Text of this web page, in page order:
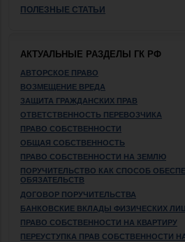
ПОЛЕЗНЫЕ СТАТЬИ
АКТУАЛЬНЫЕ РАЗДЕЛЫ ГК РФ
АВТОРСКОЕ ПРАВО
ВОЗМЕЩЕНИЕ ВРЕДА
ЗАЩИТА ГРАЖДАНСКИХ ПРАВ
ОТВЕТСТВЕННОСТЬ ПЕРЕВОЗЧИКА
ПРАВО СОБСТВЕННОСТИ
ОБЩАЯ СОБСТВЕННОСТЬ
ПРАВО СОБСТВЕННОСТИ НА ЗЕМЛЮ
ПОРУЧИТЕЛЬСТВО КАК СПОСОБ
ОБЯЗАТЕЛЬСТВ
ДОГОВОР ПОРУЧИТЕЛЬСТВА
БАНКОВСКИЕ ВКЛАДЫ ФИЗИЧЕСКИХ ЛИЦ
ПРАВО СОБСТВЕННОСТИ НА КВАРТИРУ
ПЕРЕУСТУПКА ПРАВ СОБСТВЕННОСТИ